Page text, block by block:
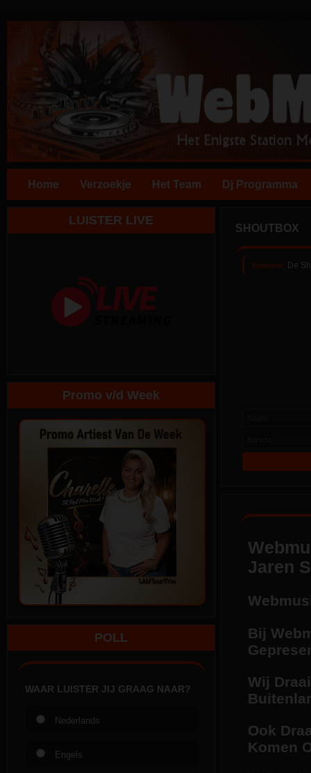
Home Verzoekje Het Team Dj Programma
LUISTER LIVE
Promo v/d Week
POLL
SHOUTBOX